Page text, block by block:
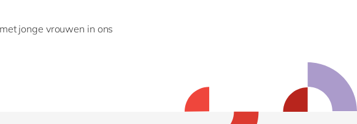
jonge vrouwen in ons